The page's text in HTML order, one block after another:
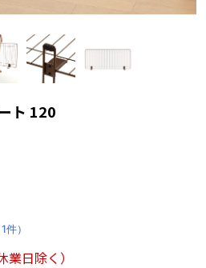
ト 120
業日除く）